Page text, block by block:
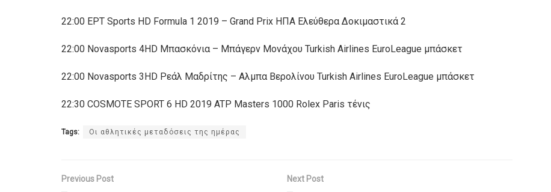
22:00 ΕΡΤ Sports HD Formula 1 2019 – Grand Prix ΗΠΑ Ελεύθερα Δοκιμαστικά 2
22:00 Novasports 4HD Μπασκόνια – Μπάγερν Μονάχου Turkish Airlines EuroLeague μπάσκετ
22:00 Novasports 3HD Ρεάλ Μαδρίτης – Αλμπα Βερολίνου Turkish Airlines EuroLeague μπάσκετ
22:30 COSMOTE SPORT 6 HD 2019 ATP Masters 1000 Rolex Paris τένις
Tags: Οι αθλητικές μεταδόσεις της ημέρας
Previous Post Next Post